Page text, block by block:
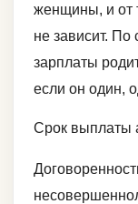
женщины, и от
не зависит. По
зарплаты
если он один,
Срок выплаты